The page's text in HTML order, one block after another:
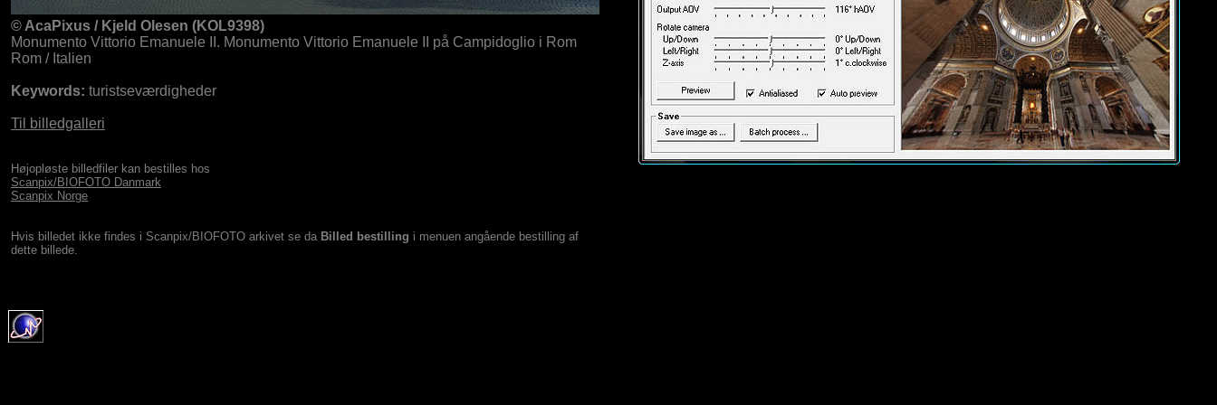
© AcaPixus / Kjeld Olesen (KOL9398)
Monumento Vittorio Emanuele II. Monumento Vittorio Emanuele II på Campidoglio i Rom
Rom / Italien
Keywords: turistseværdigheder
Til billedgalleri
Højopløste billedfiler kan bestilles hos
Scanpix/BIOFOTO Danmark
Scanpix Norge
Hvis billedet ikke findes i Scanpix/BIOFOTO arkivet se da Billed bestilling i menuen angående bestilling af
dette billede.